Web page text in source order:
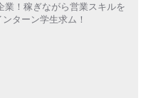
業！稼ぎながら営業スキルを
ターン学生求ム！